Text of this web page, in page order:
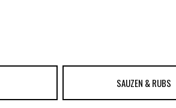
SAUZEN & RUBS